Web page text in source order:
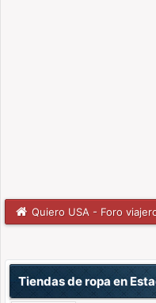
Quiero USA - Foro
Tiendas de ropa en